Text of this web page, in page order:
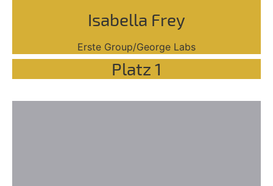
Isabella Frey
Erste Group/George Labs
Platz 1